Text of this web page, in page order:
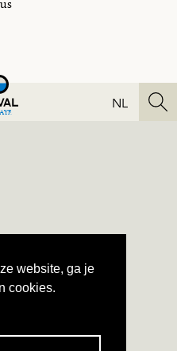
website, ga je
cookies.
NL